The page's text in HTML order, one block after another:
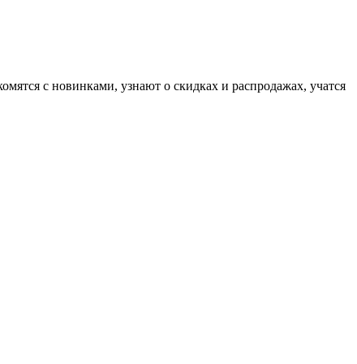
с новинками, узнают о скидках и распродажах, учатся